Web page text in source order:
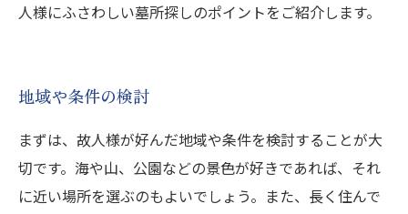
人様にふさわしい墓所探しのポイントをご紹介します。
地域や条件の検討
まずは、故人様が好んだ地域や条件を検討することが大
切です。海や山、公園などの景色が好きであれば、それ
に近い場所を選ぶのもよいでしょう。また、長く住んで